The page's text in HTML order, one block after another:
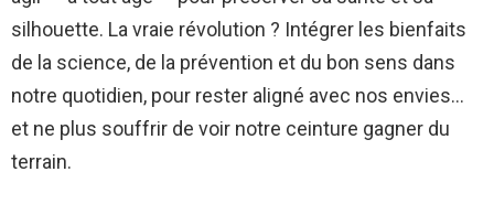
silhouette. La vraie révolution ? Intégrer les bienfaits
de la science, de la prévention et du bon sens dans
notre quotidien, pour rester aligné avec nos envies…
et ne plus souffrir de voir notre ceinture gagner du
terrain.